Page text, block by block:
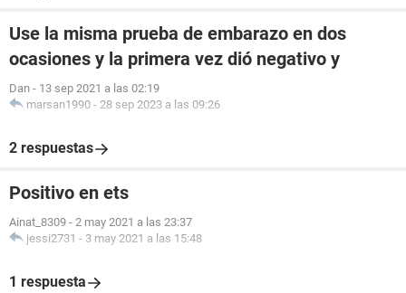
Use la misma prueba de embarazo en dos
ocasiones y la primera vez dió negativo y
Dan - 13 sep 2021 a las 02:19
marsan1990 - 28 sep 2023 a las 09:26
2 respuestas
Positivo en ets
Ainat_8309 - 2 may 2021 a las 23:37
jessi2731 - 3 may 2021 a las 15:48
1 respuesta